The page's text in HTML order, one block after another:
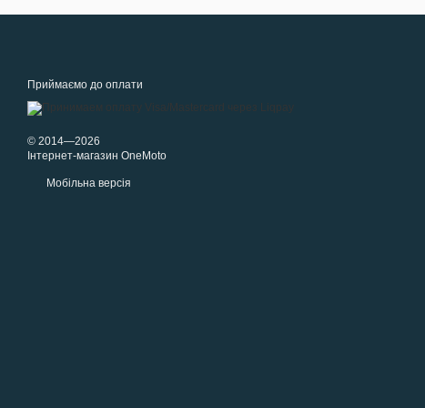
Приймаємо до оплати
© 2014—2026
Інтернет-магазин OneMoto
Мобільна версія